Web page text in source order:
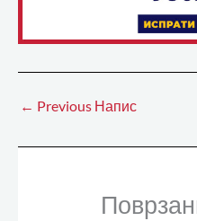
← Previous Напис